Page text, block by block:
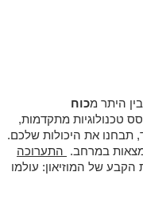
היתר מכוח
טכנולוגיות מתקדמות,
תבחנו את היכולות שלכם.
במרחב. התערוכה
הקבע של המוזיאון: עולמו